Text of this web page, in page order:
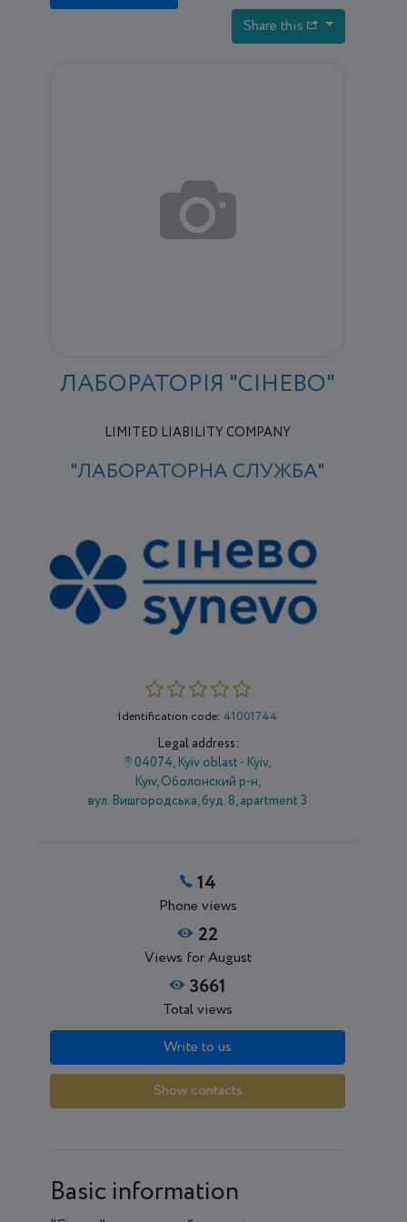
Share this
ЛАБОРАТОРІЯ "СІНЕВО"
LIMITED LIABILITY COMPANY
"ЛАБОРАТОРНА СЛУЖБА"
Identification code: 41001744
Legal address:
04074, Kyiv oblast - Kyiv,
Kyiv, Оболонский р-н,
вул. Вишгородська, буд. 8, apartment 3
14
Phone views
22
Views for August
3661
Total views
Write to us
Show contacts
Basic information